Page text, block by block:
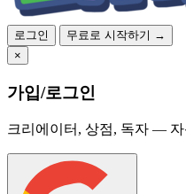
로그인
무료로 시작하기 →
×
가입/로그인
크리에이터, 상점, 독자 —